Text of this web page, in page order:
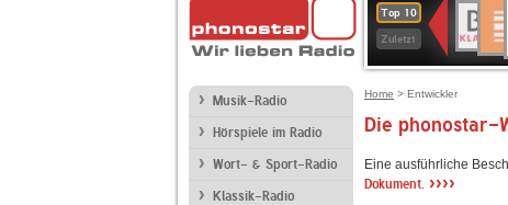
Top 10
Zuletzt
4
BR-
KLASSIK2
Musik-Radio
Hörspiele im Radio
Wort- & Sport-Radio
Klassik-Radio
Home > Entwickler
Die phonostar-
Eine ausführliche
Dokument. ››››